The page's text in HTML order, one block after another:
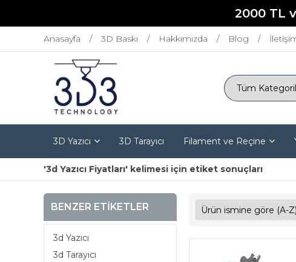
2000 TL
Anasayfa 3D Baskı Hakkımızda Blog
3D Yazıcı 3D Tarayıcı Filament ve Reçine
'3d Yazıcı Fiyatları' kelimesi için etiket sonuçları
BENZER ETIKETLER
3d Yazıcı
3d Tarayıcı